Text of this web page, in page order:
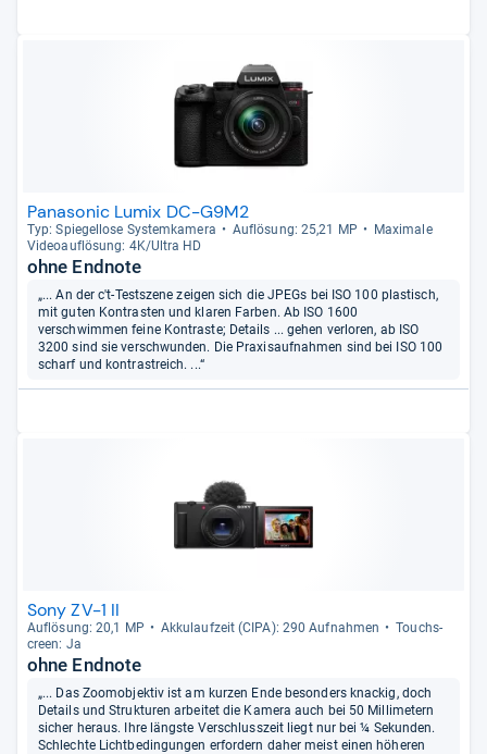
Panasonic Lumix DC-G9M2
Typ: Spie­gel­lose Sys­tem­ka­mera Auf­lö­sung: 25,21 MP
Maxi­male
Videoauf­lö­sung: 4K/Ultra HD
ohne Endnote
„... An der c't-Testszene zeigen sich die JPEGs bei ISO 100 plastisch,
mit guten Kontrasten und klaren Farben. Ab ISO 1600
verschwimmen feine Kontraste; Details ... gehen verloren, ab ISO
3200 sind sie verschwunden. Die Praxisaufnahmen sind bei ISO 100
scharf und kontrastreich. ...“
Sony ZV-1 II
Auf­lö­sung: 20,1 MP Akku­lauf­zeit (CIPA): 290 Auf­nah­men
Touch­s­
creen: Ja
ohne Endnote
„... Das Zoomobjektiv ist am kurzen Ende besonders knackig, doch
Details und Strukturen arbeitet die Kamera auch bei 50 Millimetern
sicher heraus. Ihre längste Verschlusszeit liegt nur bei ¼ Sekunden.
Schlechte Lichtbedingungen erfordern daher meist einen höheren